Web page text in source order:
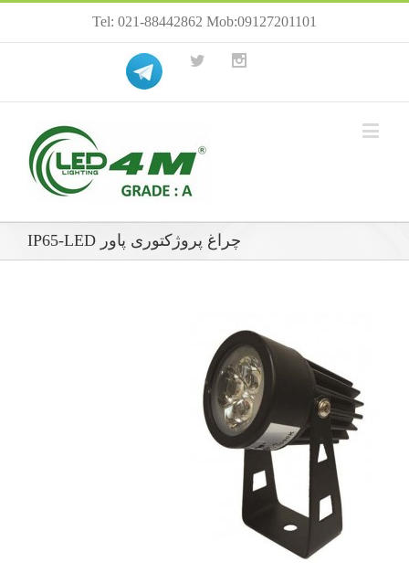
Tel: 021-88442862 Mob:09127201101
چراغ پروژکتوری پاور IP65-LED